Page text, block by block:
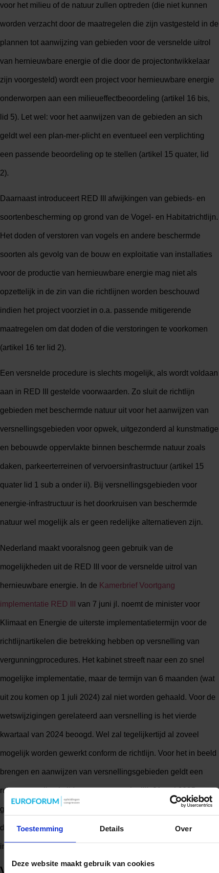
Toestemming Details Over
Deze website maakt gebruik van cookies
voor het milieu of de natuur zullen optreden (die niet kunnen
worden verzacht door de maatregelen die zijn vastgesteld in de
plannen tot aanwijzing van gebieden voor de versnelde uitrol
van hernieuwbare energie of die door de projectontwikkelaar
zijn voorgesteld) wordt een project voor hernieuwbare energie
onderworpen aan een milieueffectbeoordeling (artikel 16 bis,
lid 5). Let wel: voor het aanwijzen van de gebieden an sich
geldt wel een plan-mer-plicht en eventueel een verplichting
een passende beoordeling op te stellen (artikel 15 quater, lid
2).
Daarnaast introduceert RED III afwijkingen van gebieds- en
soortenbescherming op grond van de Vogel- en Habitatrichtlijn.
Het doden of verstoren van vogels en andere beschermde
soorten als gevolg van de bouw en exploitatie van installaties
voor de productie van hernieuwbare energie mag niet als
opzettelijk in de zin van die richtlijnen worden beschouwd
indien het project voorziet in o.a. passende mitigerende
maatregelen om dat doden of die verstoringen te voorkomen
(artikel 16 ter lid 2).
Een versnelde procedure is slechts mogelijk, als wordt voldaan
aan in RED III gestelde voorwaarden. Zo sluit de richtlijn
gebieden met beschermde natuur uit voor het aanwijzen van
versnellingsgebieden voor opwek, uitgezonderd al kunstmatige
en bebouwde oppervlakte binnen beschermde natuur zoals
daken, parkeerterreinen of vervoersinfrastructuur (artikel 15
quater lid 1 sub a onder ii). Bij versnellingsgebieden voor
energie-infrastructuur is het doorkruisen van beschermde
natuur wel mogelijk als er geen redelijke alternatieven zijn.
Nederland maakt vooralsnog geen gebruik van de
mogelijkheden uit de RED III voor de versnelde uitrol van
hernieuwbare energie. In de Kamerbrief Voortgang
implementatie RED III van 7 juni jl. noemt de minister voor
Klimaat en Energie de uiterste implementatietermijn voor de
richtlijnartikelen die betrekking hebben op versnelling van
vergunningprocedures. Het kabinet streeft naar een zo snel
mogelijke implementatie, maar de termijn van 6 maanden (wat
uit zou komen op 1 juli 2024) zal niet worden gehaald. Voor de
wetswijzigingen gerelateerd aan versnelling is het vierde
kwartaal van 2024 beoogd. Wel zal tegelijkertijd al zoveel
mogelijk worden gewerkt conform de richtlijn. Voor het in beeld
brengen en aanwijzen van versnellingsgebieden geldt een
ruimere termijn: de lidstaten moeten uiterlijk 21 mei 2025 een
gecoördineerde inventarisatie van gebieden en locaties voor
de inzet van hernieuwbare energie en bijbehorende
infrastructuur en opslag uitvoeren.